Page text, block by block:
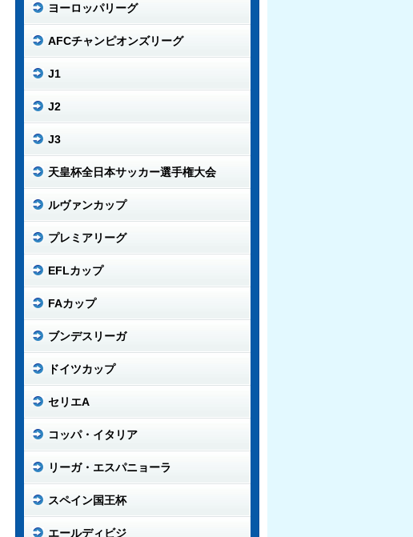
ヨーロッパリーグ
AFCチャンピオンズリーグ
J1
J2
J3
天皇杯全日本サッカー選手権大会
ルヴァンカップ
プレミアリーグ
EFLカップ
FAカップ
ブンデスリーガ
ドイツカップ
セリエA
コッパ・イタリア
リーガ・エスパニョーラ
スペイン国王杯
エールディビジ